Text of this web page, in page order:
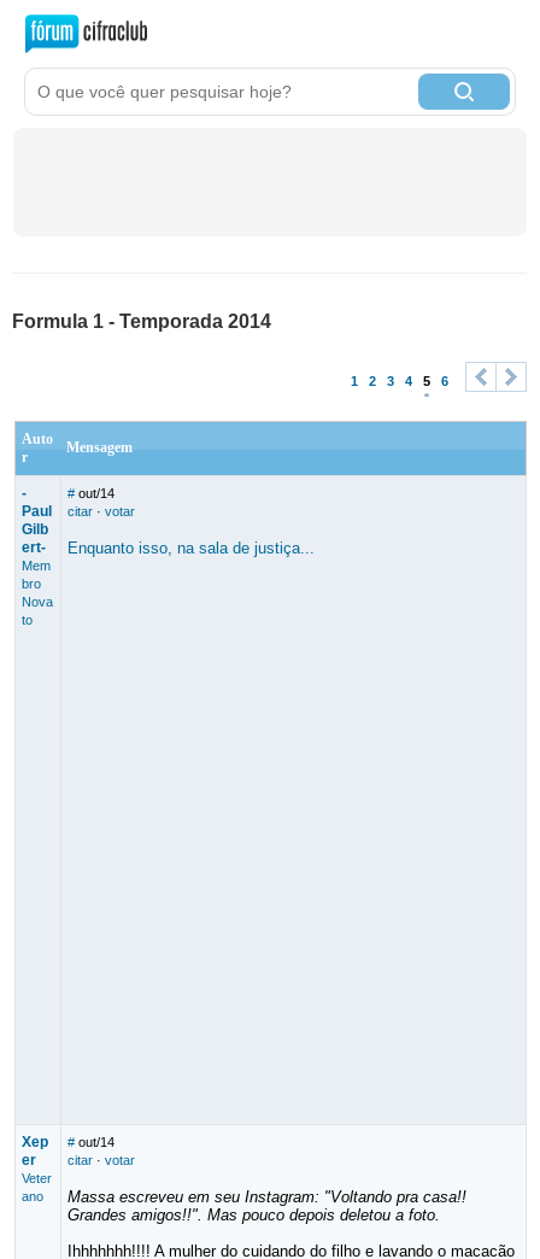
Formula 1 - Temporada 2014
1 2 3 4 5 6
< >
Auto
r
Mensagem
-
Paul
Gilb
ert-
Mem
bro
Nova
to
# out/14
citar· votar
Enquanto isso, na sala de justiça...
Xep
er
Veter
ano
# out/14
citar· votar
Massa escreveu em seu Instagram: "Voltando pra casa!!
Grandes amigos!!". Mas pouco depois deletou a foto.
Ihhhhhhh!!!! A mulher do cuidando do filho e lavando o macacão